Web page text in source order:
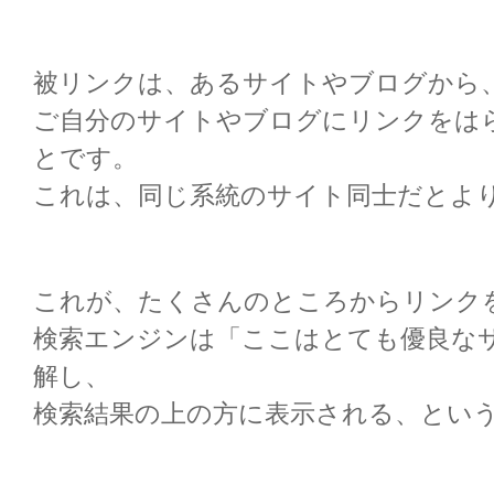
被リンクは、あるサイトやブログから
ご自分のサイトやブログにリンクをは
とです。
これは、同じ系統のサイト同士だとよ
これが、たくさんのところからリンク
検索エンジンは「ここはとても優良な
解し、
検索結果の上の方に表示される、とい